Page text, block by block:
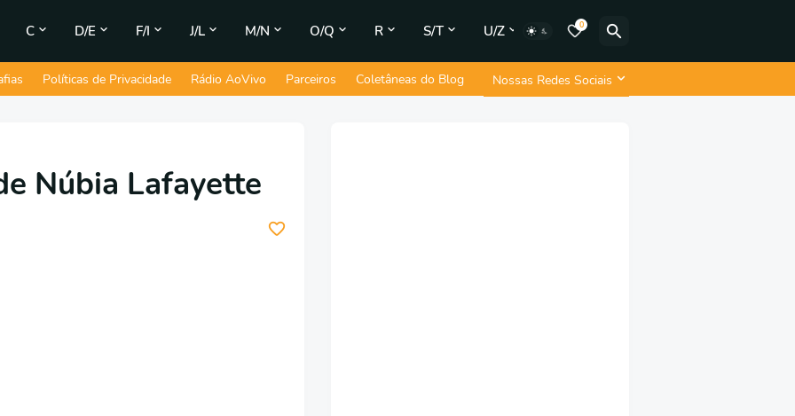
C D/E F/I J/L M/N O/Q R S/T U/Z 0
Políticas de Privacidade Rádio AoVivo Parceiros Coletâneas do Blog Nossas Redes Sociais
Núbia Lafayette